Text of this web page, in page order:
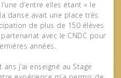
d’entre elles étant « le
danse avait une place très
de plus de 150 élèves
avec le CNDC pour
années.
j’ai enseigné au Stage